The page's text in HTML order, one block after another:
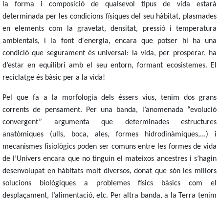
la forma i composició de qualsevol tipus de vida estarà
determinada per les condicions físiques del seu hàbitat, plasmades
en elements com la gravetat, densitat, pressió i temperatura
ambientals, i la font d'energia, encara que potser hi ha una
condició que segurament és universal:
la vida, per prosperar, ha
d’estar en equilibri amb el seu entorn, formant ecosistemes. El
reciclatge és bàsic per a la vida!
Pel que fa a la morfologia dels éssers vius, tenim dos grans
corrents de pensament. Per una banda, l’anomenada “evolució
convergent” argumenta que determinades estructures
anatòmiques (ulls, boca, ales, formes hidrodinàmiques,...) i
mecanismes fisiològics poden ser comuns entre les formes de vida
de l’Univers encara que no tinguin el mateixos ancestres i s’hagin
desenvolupat en hàbitats molt diversos, donat que són les millors
solucions biològiques a problemes físics bàsics com el
desplaçament, l’alimentació, etc. Per altra banda, a la Terra tenim